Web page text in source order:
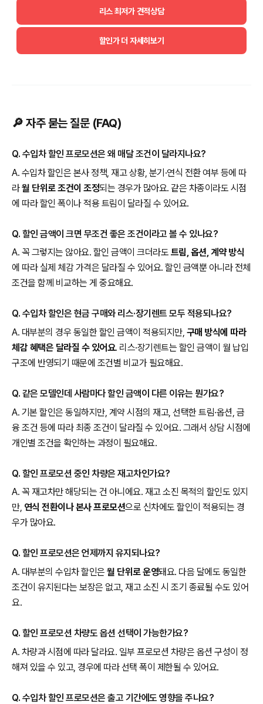
리스 최저가 견적상담
할인가 더 자세히보기
🔎 자주 묻는 질문 (FAQ)
Q. 수입차 할인 프로모션은 왜 매달 조건이 달라지나요?
A. 수입차 할인은 본사 정책, 재고 상황, 분기·연식 전환 여부 등에 따
라월 단위로 조건이 조정되는 경우가 많아요. 같은 차종이라도 시점
에 따라 할인 폭이나 적용 트림이 달라질 수 있어요.
Q. 할인 금액이 크면 무조건 좋은 조건이라고 볼 수 있나요?
A. 꼭 그렇지는 않아요. 할인 금액이 크더라도 트림, 옵션, 계약 방식
에 따라 실제 체감 가격은 달라질 수 있어요. 할인 금액뿐 아니라 전체
조건을 함께 비교하는 게 중요해요.
Q. 수입차 할인은 현금 구매와 리스·장기렌트 모두 적용되나요?
A. 대부분의 경우 동일한 할인 금액이 적용되지만, 구매 방식에 따라
체감 혜택은 달라질 수 있어요. 리스·장기렌트는 할인 금액이 월 납입
구조에 반영되기 때문에 조건별 비교가 필요해요.
Q. 같은 모델인데 사람마다 할인 금액이 다른 이유는 뭔가요?
A. 기본 할인은 동일하지만, 계약 시점의 재고, 선택한 트림·옵션, 금
융 조건 등에 따라 최종 조건이 달라질 수 있어요. 그래서 상담 시점에
개인별 조건을 확인하는 과정이 필요해요.
Q. 할인 프로모션 중인 차량은 재고차인가요?
A. 꼭 재고차만 해당되는 건 아니에요. 재고 소진 목적의 할인도 있지
만, 연식 전환이나 본사 프로모션으로 신차에도 할인이 적용되는 경
우가 많아요.
Q. 할인 프로모션은 언제까지 유지되나요?
A. 대부분의 수입차 할인은 월 단위로 운영돼요. 다음 달에도 동일한
조건이 유지된다는 보장은 없고, 재고 소진 시 조기 종료될 수도 있어
요.
Q. 할인 프로모션 차량도 옵션 선택이 가능한가요?
A. 차량과 시점에 따라 달라요. 일부 프로모션 차량은 옵션 구성이 정
해져 있을 수 있고, 경우에 따라 선택 폭이 제한될 수 있어요.
Q. 수입차 할인 프로모션은 출고 기간에도 영향을 주나요?